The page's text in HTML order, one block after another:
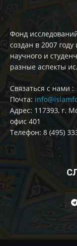
Фонд
создан в 2007
научного и
разные аспекты
Cвязаться с нами :
Почта:
Адрес: 117393, г.
офис 401
Телефон: 8 (495)